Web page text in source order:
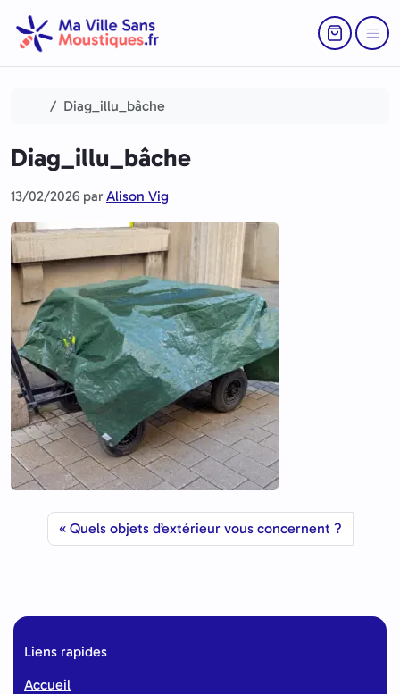
Return to
Menu
Accueil
Diag_illu_bâche
Diag_illu_bâche
13/02/2026 par Alison Vig
Quels objets d’extérieur vous concernent ?
Liens rapides
Accueil